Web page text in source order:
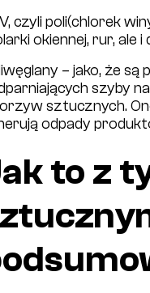
czyli poli(chlorek
okiennej, rur, ale
– jako, że
szyby
sztucznych.
odpady
to z